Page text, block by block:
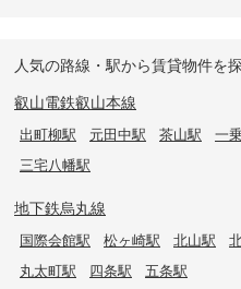
人気の路線・駅から賃貸物件を
叡山電鉄叡山本線
出町柳駅 元田中駅 茶山駅 一
三宅八幡駅
地下鉄烏丸線
国際会館駅 松ヶ崎駅 北山駅
丸太町駅
四条駅 五条駅